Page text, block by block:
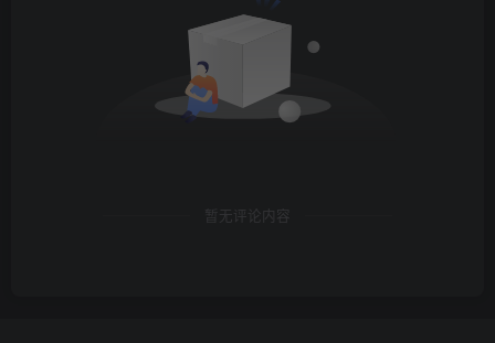
暂无评论内容